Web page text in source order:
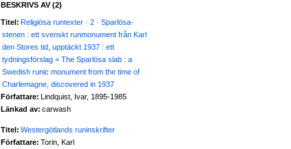
BESKRIVS AV (2)
Titel: Religiösa runtexter · 2 · Sparlösa-
stenen : ett svenskt runmonument från Karl
den Stores tid, upptäckt 1937 : ett
tydningsförslag = The Sparlösa slab : a
Swedish runic monument from the time of
Charlemagne, discovered in 1937
Författare: Lindquist, Ivar, 1895-1985
Länkad av: carwash
Titel: Westergötlands runinskrifter
Författare: Torin, Karl